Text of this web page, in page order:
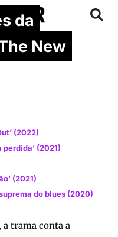
da
New
(2022)
perdida’ (2021)
(2021)
do blues (2020)
trama conta a